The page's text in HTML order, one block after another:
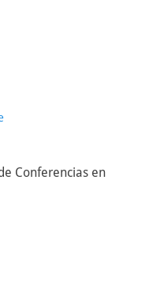
Conferencias en